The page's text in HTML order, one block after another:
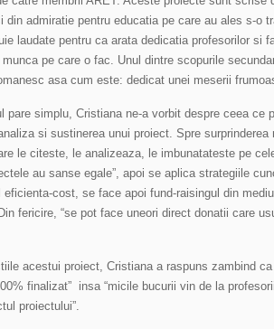
din admiratie pentru educatia pe care au ales s-o
laudate pentru ca arata dedicatia profesorilor si
pe care o fac. Unul dintre scopurile
asa cum este: dedicat unei meserii
pare simplu, Cristiana ne-a vorbit despre ceea ce
si sustinerea unui proiect. Spre
le citeste, le analizeaza, le imbunatateste pe
au sanse egale”, apoi se aplica strategiile
eficienta-cost, se face apoi fund-raisingul din
fericire, “se pot face uneori direct donatii care
acestui proiect, Cristiana a raspuns zambind
finalizat” insa “micile bucurii vin de la
proiectului”.